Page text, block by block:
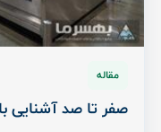
مقاله
صفر تا صد آشنایی